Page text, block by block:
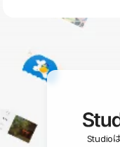
ユーザー同士で質問・
Studio